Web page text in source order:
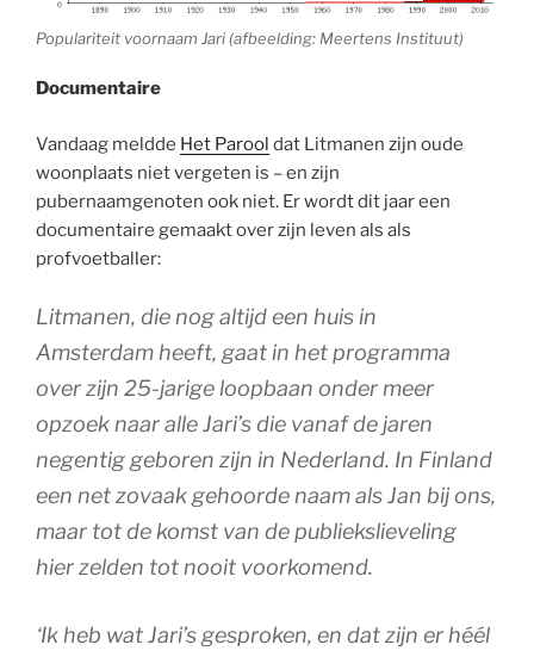
Populariteit voornaam Jari (afbeelding: Meertens Instituut)
Documentaire
Vandaag meldde Het Parool dat Litmanen zijn oude
woonplaats niet vergeten is – en zijn
pubernaamgenoten ook niet. Er wordt dit jaar een
documentaire gemaakt over zijn leven als als
profvoetballer:
Litmanen, die nog altijd een huis in
Amsterdam heeft, gaat in het programma
over zijn 25-jarige loopbaan onder meer
opzoek naar alle Jari’s die vanaf de jaren
negentig geboren zijn in Nederland. In Finland
een net zovaak gehoorde naam als Jan bij ons,
maar tot de komst van de publiekslieveling
hier zelden tot nooit voorkomend.
‘Ik heb wat Jari’s gesproken, en dat zijn er héél